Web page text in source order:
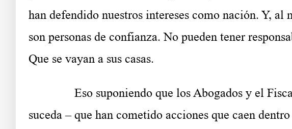
han defendido nuestros intereses como nación. Y, al
son personas de confianza. No pueden tener
Que se vayan a sus casas.
Eso suponiendo que los Abogados y el Fiscal
suceda – que han cometido acciones que caen